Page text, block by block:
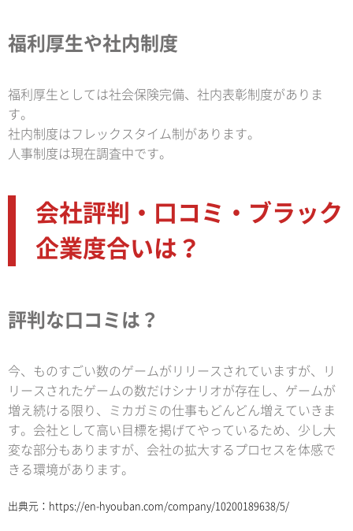
福利厚生や社内制度
福利厚生としては社会保険完備、社内表彰制度がありま
す。
社内制度はフレックスタイム制があります。
人事制度は現在調査中です。
会社評判・口コミ・ブラック
企業度合いは？
評判な口コミは？
今、ものすごい数のゲームがリリースされていますが、リ
リースされたゲームの数だけシナリオが存在し、ゲームが
増え続ける限り、ミカガミの仕事もどんどん増えていきま
す。会社として高い目標を掲げてやっているため、少し大
変な部分もありますが、会社の拡大するプロセスを体感で
きる環境があります。
出典元： https://en-hyouban.com/company/10200189638/5/